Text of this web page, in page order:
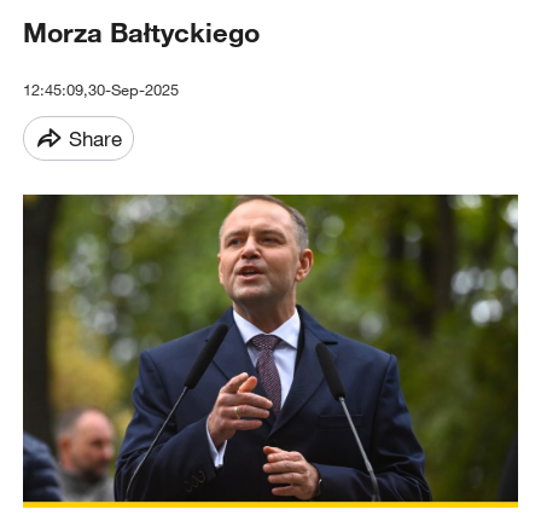
Morza Bałtyckiego
12:45:09,30-Sep-2025
Share